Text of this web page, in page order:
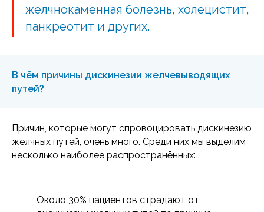
желчнокаменная болезнь, холецистит,
панкреотит и других.
В чём причины дискинезии желчевыводящих
путей?
Причин, которые могут спровоцировать дискинезию
желчных путей, очень много. Среди них мы выделим
несколько наиболее распространённых:
Около 30% пациентов страдают от